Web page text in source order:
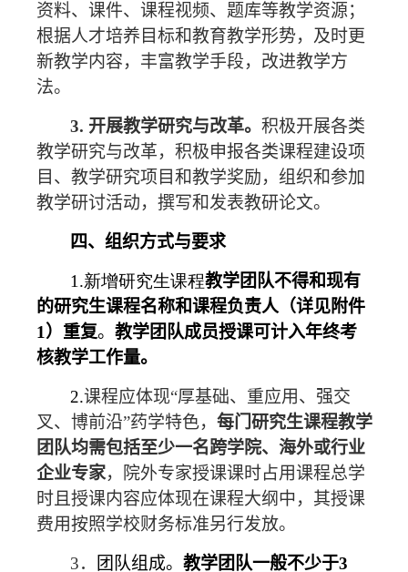
资料、课件、课程视频、题库等教学资源；
根据人才培养目标和教育教学形势，及时更
新教学内容，丰富教学手段，改进教学方
法。
3. 开展教学研究与改革。 积极开展各类
教学研究与改革，积极申报各类课程建设项
目、教学研究项目和教学奖励，组织和参加
教学研讨活动，撰写和发表教研论文。
四、组织方式与要求
1.新增研究生课程教学团队不得和现有
的研究生课程名称和课程负责人（详见附件
1）重复。 教学团队成员授课可计入年终考
核教学工作量。
2.课程应体现“厚基础、重应用、强交
叉、博前沿”药学特色， 每门研究生课程教学
团队均需包括至少一名跨学院、海外或行业
企业专家，院外专家授课课时占用课程总学
时且授课内容应体现在课程大纲中，其授课
费用按照学校财务标准另行发放。
3． 团队组成。 教学团队一般不少于3